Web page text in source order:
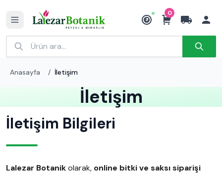
₺
0
Anasayfa / İletişim
İletişim
İletişim Bilgileri
Lalezar Botanikolarak, online bitki ve saksı siparişi